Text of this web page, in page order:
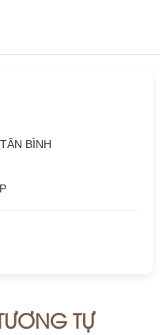
BÌNH
TỰ